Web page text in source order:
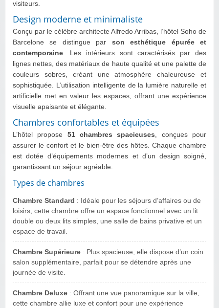
visiteurs.
Design moderne et minimaliste
Conçu par le célèbre architecte Alfredo Arribas, l’hôtel Soho de
Barcelone se distingue par son esthétique épurée et
contemporaine. Les intérieurs sont caractérisés par des
lignes nettes, des matériaux de haute qualité et une palette de
couleurs sobres, créant une atmosphère chaleureuse et
sophistiquée. L’utilisation intelligente de la lumière naturelle et
artificielle met en valeur les espaces, offrant une expérience
visuelle apaisante et élégante.
Chambres confortables et équipées
L’hôtel propose 51 chambres spacieuses, conçues pour
assurer le confort et le bien-être des hôtes. Chaque chambre
est dotée d’équipements modernes et d’un design soigné,
garantissant un séjour agréable.
Types de chambres
Chambre Standard : Idéale pour les séjours d’affaires ou de
loisirs, cette chambre offre un espace fonctionnel avec un lit
double ou deux lits simples, une salle de bains privative et un
espace de travail.
Chambre Supérieure : Plus spacieuse, elle dispose d’un coin
salon supplémentaire, parfait pour se détendre après une
journée de visite.
Chambre Deluxe : Offrant une vue panoramique sur la ville,
cette chambre allie luxe et confort pour une expérience